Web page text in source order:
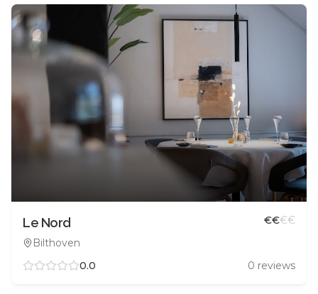
Le Nord
Bilthoven
€€€€
0.0 0 reviews